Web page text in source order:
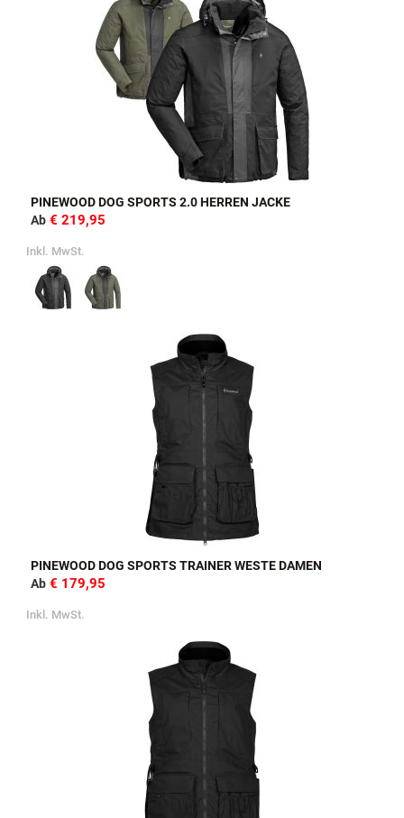
PINEWOOD DOG SPORTS 2.0 HERREN JACKE
Ab € 219,95
Inkl. MwSt.
PINEWOOD DOG SPORTS TRAINER WESTE DAMEN
Ab € 179,95
Inkl. MwSt.